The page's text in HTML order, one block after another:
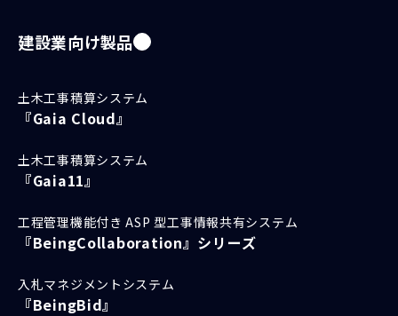
建設業向け製品
土木工事積算システム
『Gaia Cloud』
土木工事積算システム
『Gaia11』
工程管理機能付き ASP 型工事情報共有システム
『BeingCollaboration』シリーズ
入札マネジメントシステム
『BeingBid』